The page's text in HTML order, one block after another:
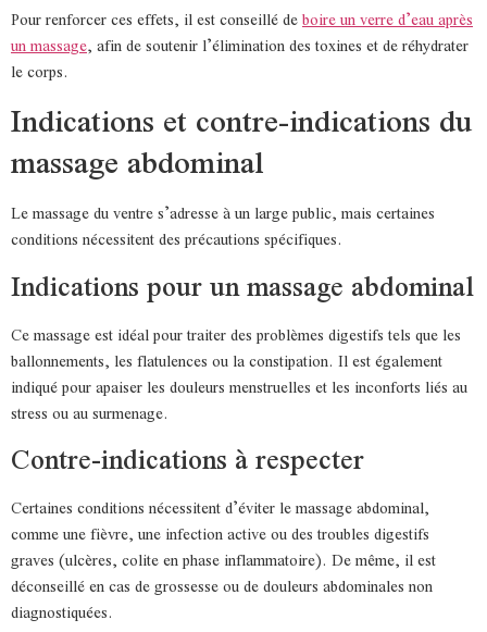
Pour renforcer ces effets, il est conseillé deboire un verre d’eau après
un massage, afin de soutenir l’élimination des toxines et de réhydrater
le corps.
Indications et contre-indications du
massage abdominal
Le massage du ventre s’adresse à un large public, mais certaines
conditions nécessitent des précautions spécifiques.
Indications pour un massage abdominal
Ce massage est idéal pour traiter des problèmes digestifs tels que les
ballonnements, les flatulences ou la constipation. Il est également
indiqué pour apaiser les douleurs menstruelles et les inconforts liés au
stress ou au surmenage.
Contre-indications à respecter
Certaines conditions nécessitent d’éviter le massage abdominal,
comme une fièvre, une infection active ou des troubles digestifs
graves (ulcères, colite en phase inflammatoire). De même, il est
déconseillé en cas de grossesse ou de douleurs abdominales non
diagnostiquées.